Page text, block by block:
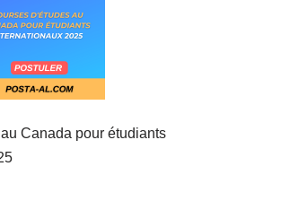
Canada pour étudiants